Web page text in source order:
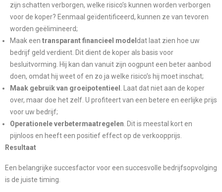
zijn schatten verborgen, welke risico’s kunnen worden verborgen
voor de koper? Eenmaal geïdentificeerd, kunnen ze van tevoren
worden geëlimineerd;
Maak een transparant financieel model dat laat zien hoe uw
bedrijf geld verdient. Dit dient de koper als basis voor
besluitvorming. Hij kan dan vanuit zijn oogpunt een beter aanbod
doen, omdat hij weet of en zo ja welke risico’s hij moet inschat;
Maak gebruik van groeipotentieel
. Laat dat niet aan de koper
over, maar doe het zelf. U profiteert van een betere en eerlijke prijs
voor uw bedrijf;
Operationele verbetermaatregelen . Dit is meestal kort en
pijnloos en heeft een positief effect op de verkoopprijs.
Resultaat
Een belangrijke succesfactor voor een succesvolle bedrijfsopvolging
is de juiste timing.